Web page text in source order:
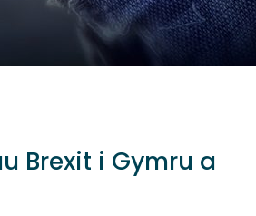
Brexit i Gymru a